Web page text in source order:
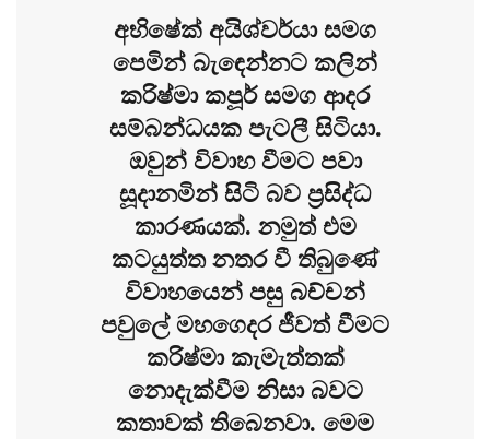
අභිෂේක් අයිශ්වර්යා සමග
පෙමින් බැඳෙන්නට කලින්
කරිෂ්මා කපූර් සමග ආදර
සම්බන්ධයක පැටලී සිටියා.
ඔවුන් විවාහ වීමට පවා
සූදානමින් සිටි බව ප්‍රසිද්ධ
කාරණයක්. නමුත් එම
කටයුත්ත නතර වී තිබුණේ
විවාහයෙන් පසු බච්චන්
පවුලේ මහගෙදර ජීවත් වීමට
කරිෂ්මා කැමැත්තක්
නොදැක්වීම නිසා බවට
කතාවක් තිබෙනවා. මෙම